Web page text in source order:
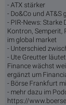
- ATX stärker
- Do&Co und AT&S
- PIR-News: Starke
Kontron, Semperit,
im global market
- Unterschied
- Ute Greutter
Finance wächst
ergänzt um
- Börse Frankfurt
- mehr dazu im
https://